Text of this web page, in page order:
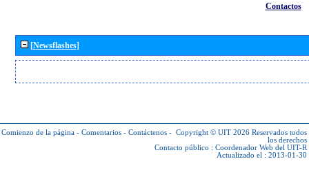
Contactos
[Newsflashes]
Comienzo de la página - Comentarios - Contáctenos - Copyright © UIT 2026 Reservados todos
los derechos
Contacto público : Coordenador Web del UIT-R
Actualizado el : 2013-01-30